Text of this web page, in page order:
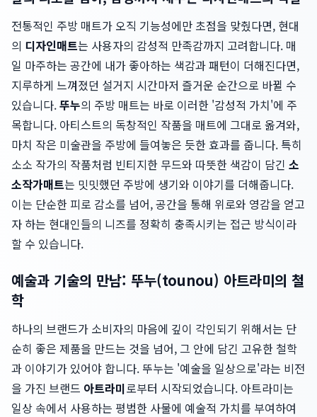
전통적인 주방 매트가 오직 기능성에만 초점을 맞췄다면, 현대
의 디자인매트는 사용자의 감성적 만족감까지 고려합니다. 매
일 마주하는 공간에 내가 좋아하는 색감과 패턴이 더해진다면,
지루하게 느껴졌던 설거지 시간마저 즐거운 순간으로 바뀔 수
있습니다.뚜누의 주방 매트는 바로 이러한 '감성적 가치'에 주
목합니다. 아티스트의 독창적인 작품을 매트에 그대로 옮겨와,
마치 작은 미술관을 주방에 들여놓은 듯한 효과를 줍니다. 특히
소소 작가의 작품처럼 빈티지한 무드와 따뜻한 색감이 담긴 소
소작가매트는 밋밋했던 주방에 생기와 이야기를 더해줍니다.
이는 단순한 피로 감소를 넘어, 공간을 통해 위로와 영감을 얻고
자 하는 현대인들의 니즈를 정확히 충족시키는 접근 방식이라
할 수 있습니다.
예술과 기술의 만남: 뚜누(tounou) 아트라미의 철
학
하나의 브랜드가 소비자의 마음에 깊이 각인되기 위해서는 단
순히 좋은 제품을 만드는 것을 넘어, 그 안에 담긴 고유한 철학
과 이야기가 있어야 합니다. 뚜누는 '예술을 일상으로'라는 비전
을 가진 브랜드 아트라미로부터 시작되었습니다. 아트라미는
일상 속에서 사용하는 평범한 사물에 예술적 가치를 부여하여